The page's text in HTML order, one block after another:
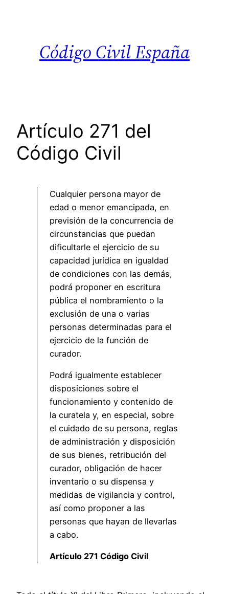
Código Civil España
Artículo 271 del
Código Civil
Cualquier persona mayor de
edad o menor emancipada, en
previsión de la concurrencia de
circunstancias que puedan
dificultarle el ejercicio de su
capacidad jurídica en igualdad
de condiciones con las demás,
podrá proponer en escritura
pública el nombramiento o la
exclusión de una o varias
personas determinadas para el
ejercicio de la función de
curador.
Podrá igualmente establecer
disposiciones sobre el
funcionamiento y contenido de
la curatela y, en especial, sobre
el cuidado de su persona, reglas
de administración y disposición
de sus bienes, retribución del
curador, obligación de hacer
inventario o su dispensa y
medidas de vigilancia y control,
así como proponer a las
personas que hayan de llevarlas
a cabo.
Artículo 271 Código Civil